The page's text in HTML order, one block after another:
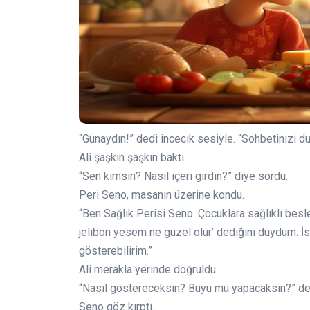
“Günaydın!” dedi incecik sesiyle. “Sohbetinizi
Ali şaşkın şaşkın baktı.
“Sen kimsin? Nasıl içeri girdin?” diye sordu.
Peri Seno, masanın üzerine kondu.
“Ben Sağlık Perisi Seno. Çocuklara sağlıklı
jelibon yesem ne güzel olur’ dediğini duydum.
gösterebilirim.”
Ali merakla yerinde doğruldu.
“Nasıl göstereceksin? Büyü mü yapacaksın?”
Seno göz kırptı.